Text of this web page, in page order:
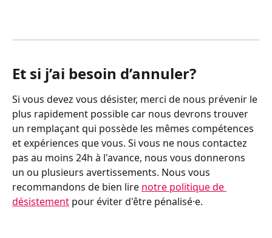
Et si j’ai besoin d’annuler?
Si vous devez vous désister, merci de nous prévenir le
plus rapidement possible car nous devrons trouver
un remplaçant qui possède les mêmes compétences
et expériences que vous. Si vous ne nous contactez
pas au moins 24h à l'avance, nous vous donnerons
un ou plusieurs avertissements. Nous vous
recommandons de bien lire notre politique de
désistement pour éviter d'être pénalisé·e.